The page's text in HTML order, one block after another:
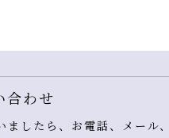
合わせ
したら、お電話、メール